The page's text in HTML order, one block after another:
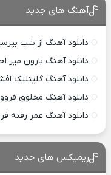
آهنگ های جدید
دانلود آهنگ از شب
دانلود آهنگ بارون میر
دانلود آهنگ گلینلیک
دانلود آهنگ مخلوق
دانلود آهنگ عمر رفته
ریمیکس های جدید